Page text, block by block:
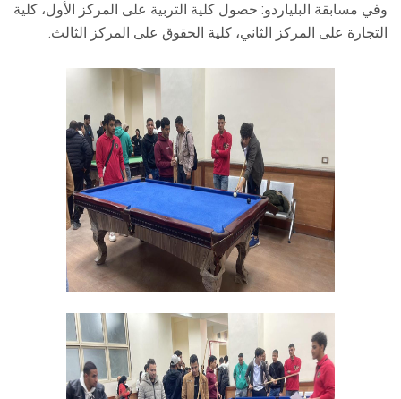
وفي مسابقة البلياردو: حصول كلية التربية على المركز الأول، كلية
التجارة على المركز الثاني، كلية الحقوق على المركز الثالث.